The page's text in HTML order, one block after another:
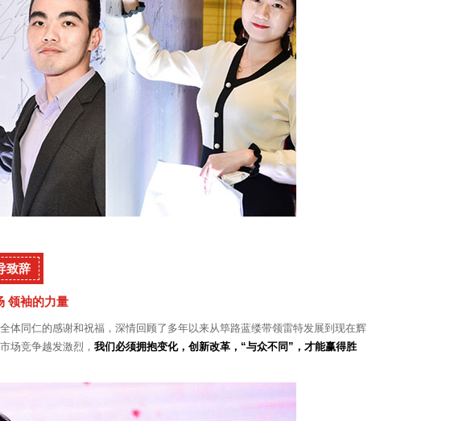
致辞
领袖的力量
体同仁的感谢和祝福，深情回顾了多年以来从筚路蓝缕带领雷特发展到现在辉
场竞争越发激烈， 我们必须拥抱变化，创新改革，“与众不同”，才能赢得胜